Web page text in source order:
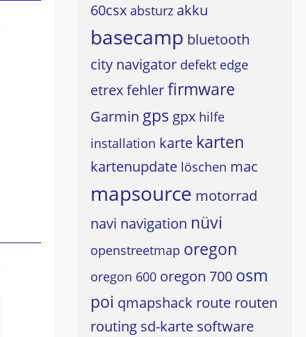
60csx absturz akku
basecamp bluetooth
city navigator defekt edge
etrexfehlerfirmware
Garmin gps gpx hilfe
installation karte karten
kartenupdate löschen mac
mapsource motorrad
navi navigation nüvi
openstreetmap oregon
oregon 600 oregon 700 osm
poi qmapshack route routen
routing sd-karte software